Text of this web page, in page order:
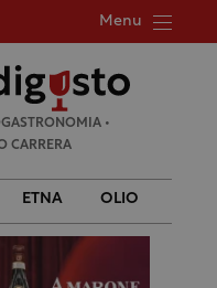
Menu
•
CARRERA
ETNA OLIO